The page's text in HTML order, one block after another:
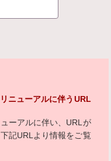
ニューアルに伴うURL
ーアルに伴い、URLが
記URLより情報をご覧